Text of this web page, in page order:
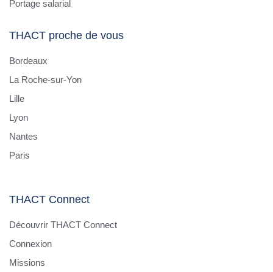
Portage salarial
THACT proche de vous
Bordeaux
La Roche-sur-Yon
Lille
Lyon
Nantes
Paris
THACT Connect
Découvrir THACT Connect
Connexion
Missions